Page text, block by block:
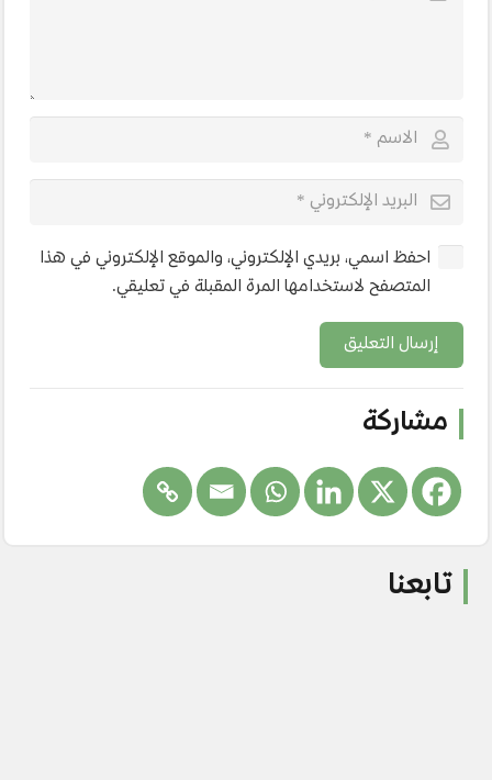
احفظ اسمي، بريدي الإلكتروني، والموقع الإلكتروني في هذا
المتصفح لاستخدامها المرة المقبلة في تعليقي.
إرسال التعليق
مشاركة
تابعنا